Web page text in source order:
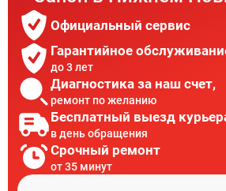
Официальный сервис
Гарантийное
до 3 лет
Диагностика за наш счет,
ремонт по желанию
Бесплатный выезд
в день обращения
Срочный ремонт
от 35 минут